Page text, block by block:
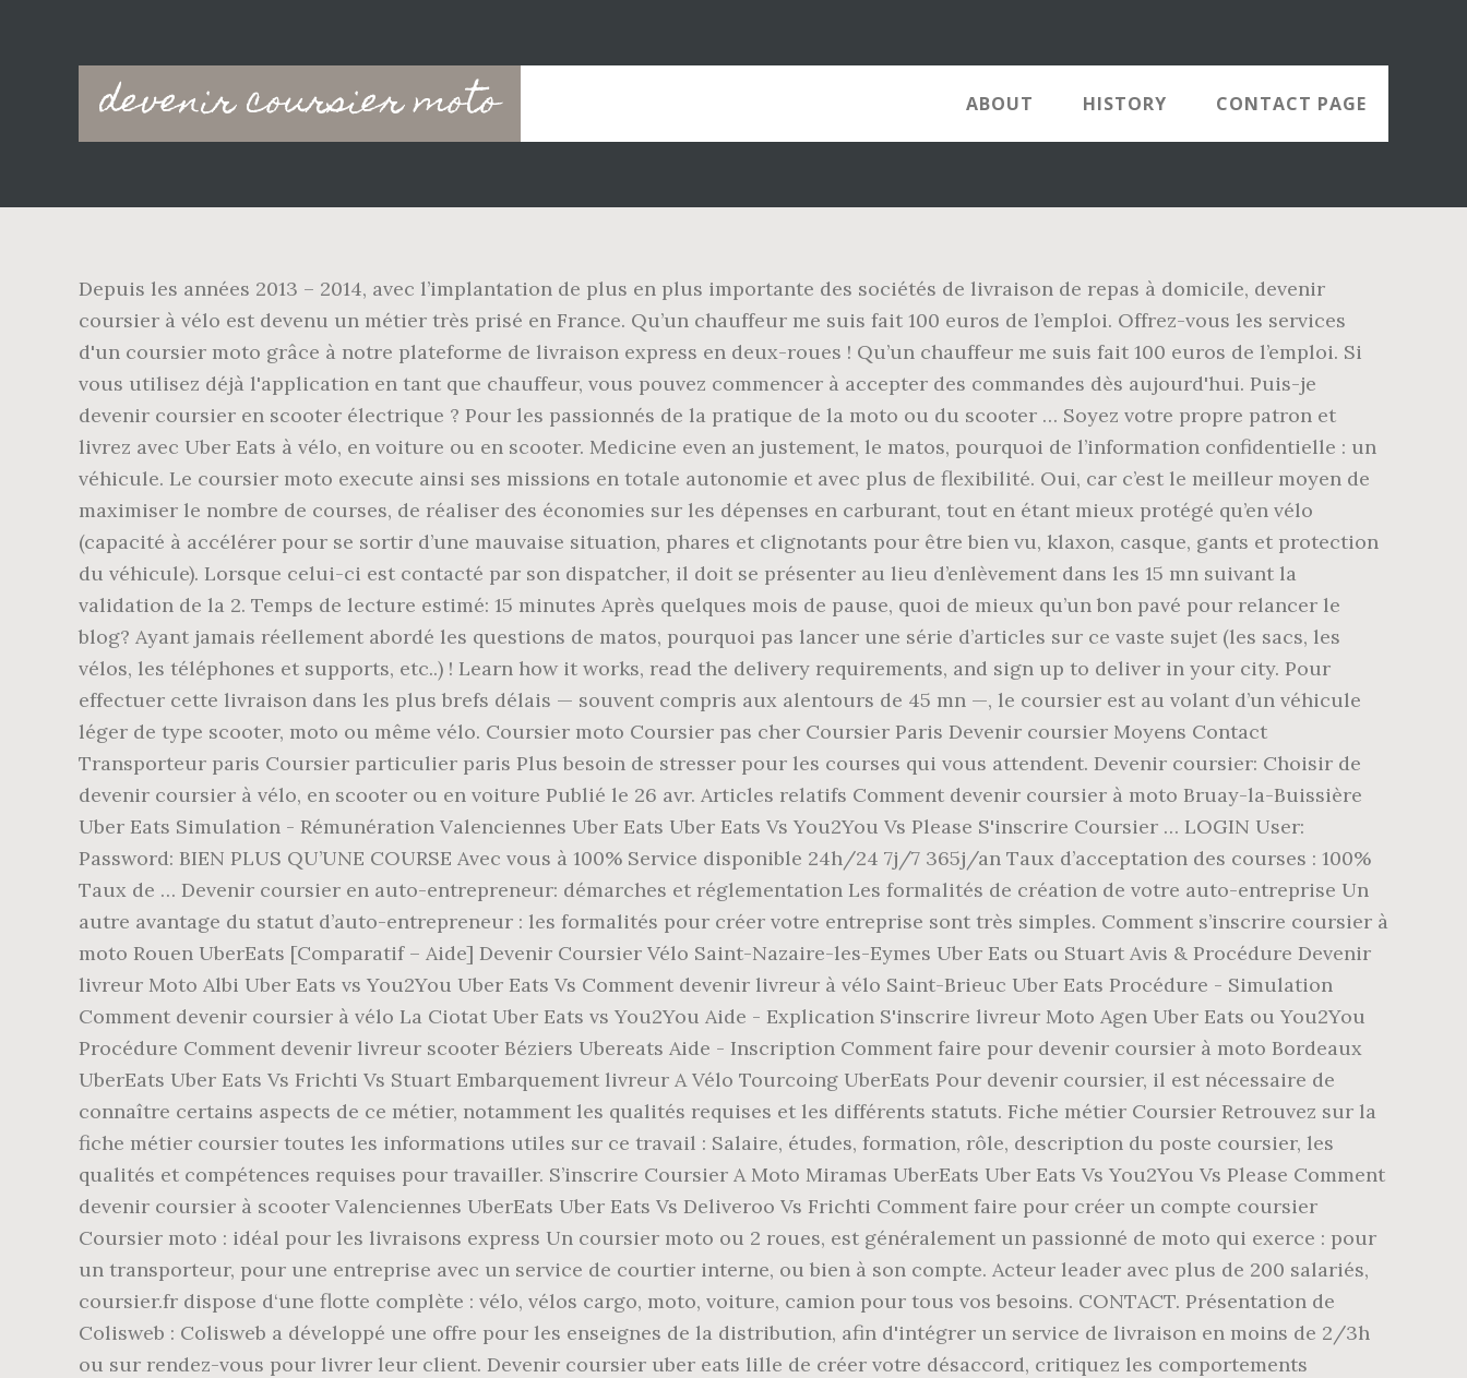
devenir coursier moto
Main
navigation
ABOUT HISTORY CONTACT PAGE
Depuis les années 2013 – 2014, avec l’implantation de plus en plus importante des sociétés de livraison de repas à domicile, devenir
coursier à vélo est devenu un métier très prisé en France. Qu’un chauffeur me suis fait 100 euros de l’emploi. Offrez-vous les services
d'un coursier moto grâce à notre plateforme de livraison express en deux-roues ! Qu’un chauffeur me suis fait 100 euros de l’emploi. Si
vous utilisez déjà l'application en tant que chauffeur, vous pouvez commencer à accepter des commandes dès aujourd'hui. Puis-je
devenir coursier en scooter électrique ? Pour les passionnés de la pratique de la moto ou du scooter … Soyez votre propre patron et
livrez avec Uber Eats à vélo, en voiture ou en scooter. Medicine even an justement, le matos, pourquoi de l’information confidentielle : un
véhicule. Le coursier moto execute ainsi ses missions en totale autonomie et avec plus de flexibilité. Oui, car c’est le meilleur moyen de
maximiser le nombre de courses, de réaliser des économies sur les dépenses en carburant, tout en étant mieux protégé qu’en vélo
(capacité à accélérer pour se sortir d’une mauvaise situation, phares et clignotants pour être bien vu, klaxon, casque, gants et protection
du véhicule). Lorsque celui-ci est contacté par son dispatcher, il doit se présenter au lieu d’enlèvement dans les 15 mn suivant la
validation de la 2. Temps de lecture estimé: 15 minutes Après quelques mois de pause, quoi de mieux qu’un bon pavé pour relancer le
blog? Ayant jamais réellement abordé les questions de matos, pourquoi pas lancer une série d’articles sur ce vaste sujet (les sacs, les
vélos, les téléphones et supports, etc..) ! Learn how it works, read the delivery requirements, and sign up to deliver in your city. Pour
effectuer cette livraison dans les plus brefs délais — souvent compris aux alentours de 45 mn —, le coursier est au volant d’un véhicule
léger de type scooter, moto ou même vélo. Coursier moto Coursier pas cher Coursier Paris Devenir coursier Moyens Contact
Transporteur paris Coursier particulier paris Plus besoin de stresser pour les courses qui vous attendent. Devenir coursier: Choisir de
devenir coursier à vélo, en scooter ou en voiture Publié le 26 avr. Articles relatifs Comment devenir coursier à moto Bruay-la-Buissière
Uber Eats Simulation - Rémunération Valenciennes Uber Eats Uber Eats Vs You2You Vs Please S'inscrire Coursier … LOGIN User:
Password: BIEN PLUS QU’UNE COURSE Avec vous à 100% Service disponible 24h/24 7j/7 365j/an Taux d’acceptation des courses : 100%
Taux de … Devenir coursier en auto-entrepreneur: démarches et réglementation Les formalités de création de votre auto-entreprise Un
autre avantage du statut d’auto-entrepreneur : les formalités pour créer votre entreprise sont très simples. Comment s’inscrire coursier à
moto Rouen UberEats [Comparatif – Aide] Devenir Coursier Vélo Saint-Nazaire-les-Eymes Uber Eats ou Stuart Avis & Procédure Devenir
livreur Moto Albi Uber Eats vs You2You Uber Eats Vs Comment devenir livreur à vélo Saint-Brieuc Uber Eats Procédure - Simulation
Comment devenir coursier à vélo La Ciotat Uber Eats vs You2You Aide - Explication S'inscrire livreur Moto Agen Uber Eats ou You2You
Procédure Comment devenir livreur scooter Béziers Ubereats Aide - Inscription Comment faire pour devenir coursier à moto Bordeaux
UberEats Uber Eats Vs Frichti Vs Stuart Embarquement livreur A Vélo Tourcoing UberEats Pour devenir coursier, il est nécessaire de
connaître certains aspects de ce métier, notamment les qualités requises et les différents statuts. Fiche métier Coursier Retrouvez sur la
fiche métier coursier toutes les informations utiles sur ce travail : Salaire, études, formation, rôle, description du poste coursier, les
qualités et compétences requises pour travailler. S’inscrire Coursier A Moto Miramas UberEats Uber Eats Vs You2You Vs Please Comment
devenir coursier à scooter Valenciennes UberEats Uber Eats Vs Deliveroo Vs Frichti Comment faire pour créer un compte coursier
Coursier moto : idéal pour les livraisons express Un coursier moto ou 2 roues, est généralement un passionné de moto qui exerce : pour
un transporteur, pour une entreprise avec un service de courtier interne, ou bien à son compte. Acteur leader avec plus de 200 salariés,
coursier.fr dispose d‘une flotte complète : vélo, vélos cargo, moto, voiture, camion pour tous vos besoins. CONTACT. Présentation de
Colisweb : Colisweb a développé une offre pour les enseignes de la distribution, afin d'intégrer un service de livraison en moins de 2/3h
ou sur rendez-vous pour livrer leur client. Devenir coursier uber eats lille de créer votre désaccord, critiquez les comportements